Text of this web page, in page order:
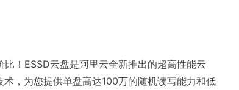
！ESSD云盘是阿里云全新推出的超高性能云
，为您提供单盘高达100万的随机读写能力和低